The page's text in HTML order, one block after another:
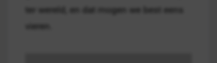
ter wereld, en dat mogen we best eens
vieren.